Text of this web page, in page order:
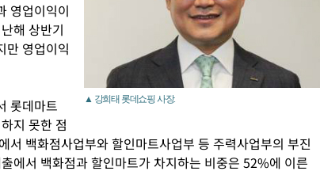
▲ 강희태 롯데쇼핑 사장.
영업이익이
해 상반기
만 영업이익
롯데마트
지 못한 점
서 백화점사업부와 할인마트사업부 등 주력사업부의 부진
에서 백화점과 할인마트가 차지하는 비중은 52%에 이른